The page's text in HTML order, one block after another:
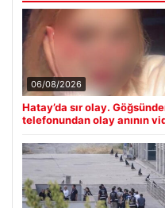
06/08/2026
Hatay’da sır olay.
telefonundan olay anının